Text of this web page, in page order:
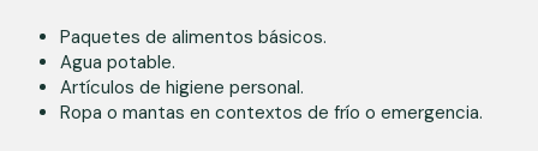
Paquetes de alimentos básicos.
Agua potable.
Artículos de higiene personal.
Ropa o mantas en contextos de frío o emergencia.